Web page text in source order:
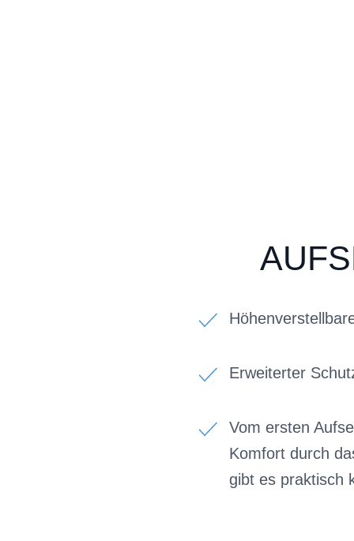
Erweiterter
Vom ersten
Komfort durch
gibt es praktisch